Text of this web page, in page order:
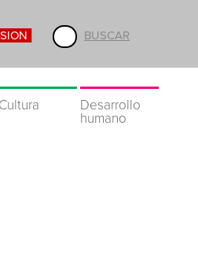
BUSCAR
Cultura
Desarrollo
humano